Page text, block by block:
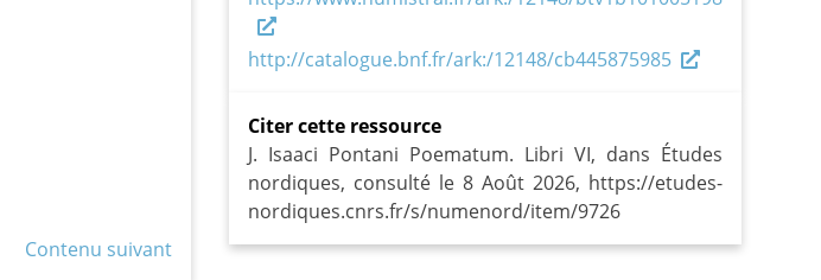
Contenu suivant
http://catalogue.bnf.fr/ark:/12148/cb445875985
Citer cette ressource
J. Isaaci Pontani Poematum. Libri VI, dans Études
nordiques, consulté le 8 Août 2026, https://etudes-
nordiques.cnrs.fr/s/numenord/item/9726